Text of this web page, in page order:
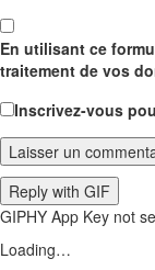
En utilisant ce
traitement de vos
Inscrivez-vous
Laisser un
Reply with GIF
GIPHY App Key not
Loading…